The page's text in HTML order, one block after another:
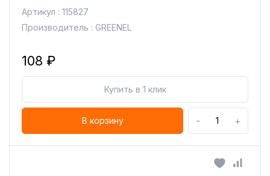
Артикул : 115827
Производитель : GREENEL
108 ₽
Купить в 1 клик
В корзину - +